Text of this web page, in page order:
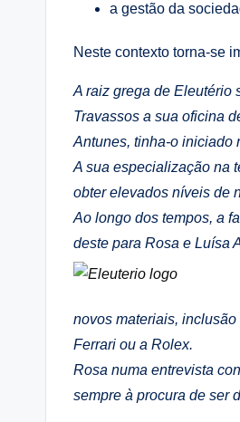
a gestão da
Neste contexto torna-se
A raiz grega de Eleutério
Travassos a sua oficina
Antunes, tinha-o iniciado
A sua especialização na
obter elevados níveis de
Ao longo dos tempos, a
deste para Rosa e Luísa
novos materiais,
Ferrari ou a Rolex.
Rosa numa entrevista
sempre à procura de ser